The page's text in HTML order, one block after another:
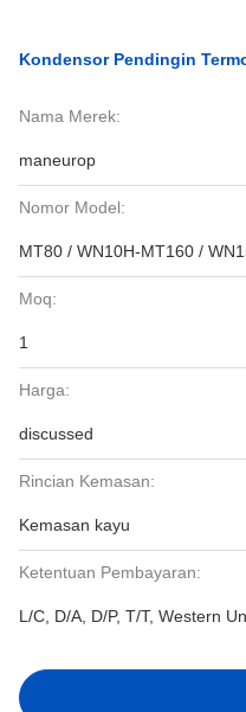
Kondensor Pendingin
Nama Merek:
maneurop
Nomor Model:
MT80 / WN10H-MT160 /
Moq:
1
Harga:
discussed
Rincian Kemasan:
Kemasan kayu
Ketentuan Pembayaran:
L/C, D/A, D/P, T/T, Western